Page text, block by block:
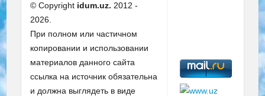
© Copyright idum.uz. 2012 -
2026.
При полном или частичном
копировании и использовании
материалов данного сайта
ссылка на источник обязательна
и должна выглядеть в виде